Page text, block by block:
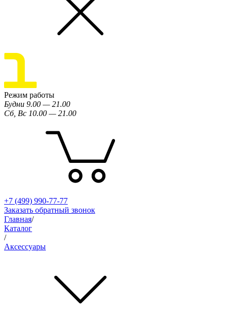
Режим работы
Будни 9.00 — 21.00
Сб, Вс 10.00 — 21.00
+7 (499) 990-77-77
Заказать обратный звонок
Главная/
Каталог
/
Аксессуары